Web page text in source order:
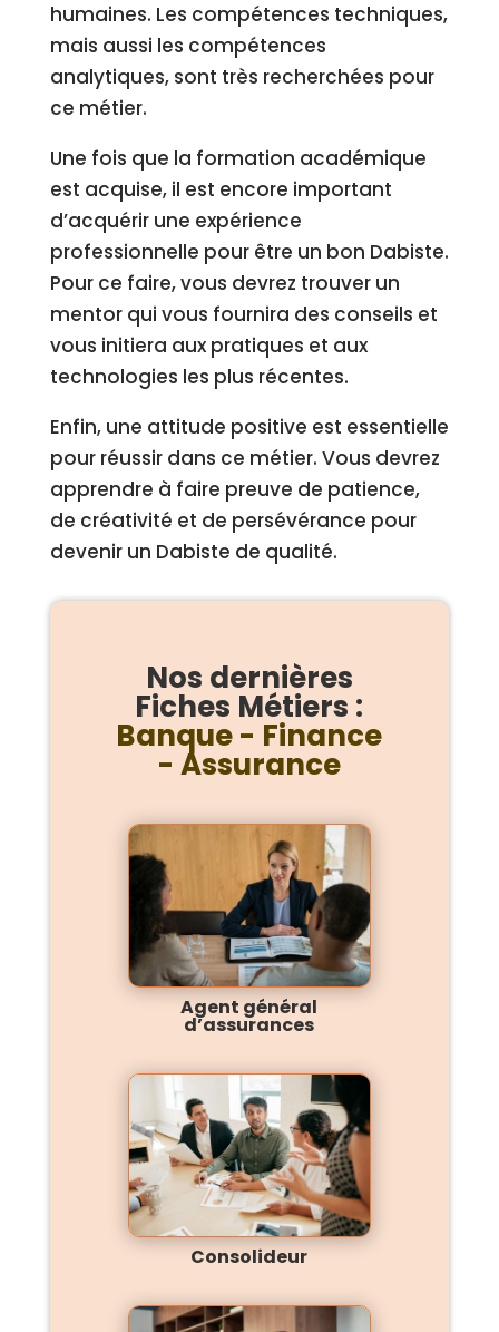
humaines. Les compétences techniques,
mais aussi les compétences
analytiques, sont très recherchées pour
ce métier.
Une fois que la formation académique
est acquise, il est encore important
d’acquérir une expérience
professionnelle pour être un bon Dabiste.
Pour ce faire, vous devrez trouver un
mentor qui vous fournira des conseils et
vous initiera aux pratiques et aux
technologies les plus récentes.
Enfin, une attitude positive est essentielle
pour réussir dans ce métier. Vous devrez
apprendre à faire preuve de patience,
de créativité et de persévérance pour
devenir un Dabiste de qualité.
Nos dernières
Fiches Métiers :
Banque - Finance
- Assurance
Agent général
d’assurances
Consolideur